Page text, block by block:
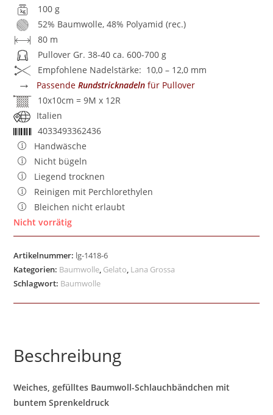
100 g
52% Baumwolle, 48% Polyamid (rec.)
80 m
Pullover Gr. 38-40 ca. 600-700 g
Empfohlene Nadelstärke: 10,0 – 12,0 mm
→ PassendeRundstricknadeln für Pullover
10x10cm = 9M x 12R
Italien
4033493362436
Handwäsche
Nicht bügeln
Liegend trocknen
Reinigen mit Perchlorethylen
Bleichen nicht erlaubt
Nicht vorrätig
Artikelnummer: lg-1418-6
Kategorien: Baumwolle, Gelato, Lana Grossa
Schlagwort: Baumwolle
Beschreibung
Weiches, gefülltes Baumwoll-Schlauchbändchen mit
buntem Sprenkeldruck